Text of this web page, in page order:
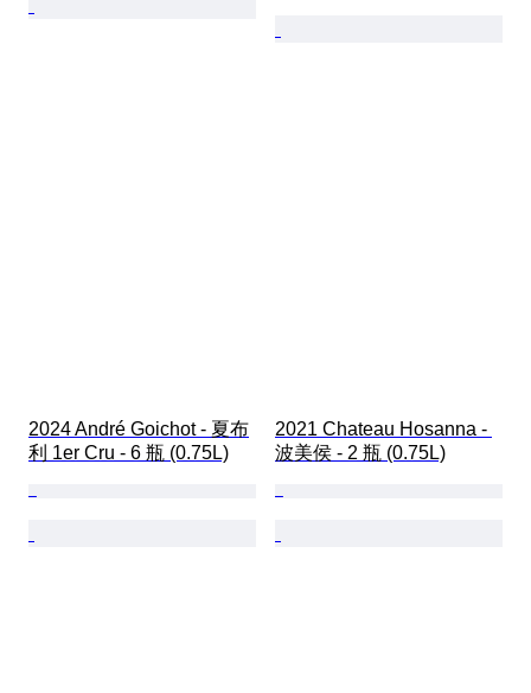
2024 André Goichot - 夏布
利 1er Cru - 6 瓶 (0.75L)
2021 Chateau Hosanna -
波美侯 - 2 瓶 (0.75L)